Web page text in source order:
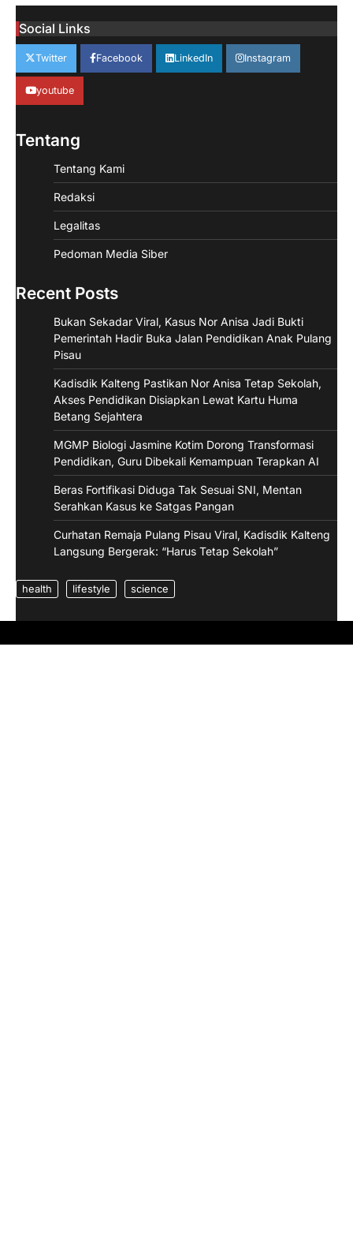
Social Links
Twitter Facebook LinkedIn Instagram
youtube
Tentang
Tentang Kami
Redaksi
Legalitas
Pedoman Media Siber
Recent Posts
Bukan Sekadar Viral, Kasus Nor Anisa Jadi Bukti
Pemerintah Hadir Buka Jalan Pendidikan Anak Pulang
Pisau
Kadisdik Kalteng Pastikan Nor Anisa Tetap Sekolah,
Akses Pendidikan Disiapkan Lewat Kartu Huma
Betang Sejahtera
MGMP Biologi Jasmine Kotim Dorong Transformasi
Pendidikan, Guru Dibekali Kemampuan Terapkan AI
Beras Fortifikasi Diduga Tak Sesuai SNI, Mentan
Serahkan Kasus ke Satgas Pangan
Curhatan Remaja Pulang Pisau Viral, Kadisdik Kalteng
Langsung Bergerak: “Harus Tetap Sekolah”
health lifestyle science